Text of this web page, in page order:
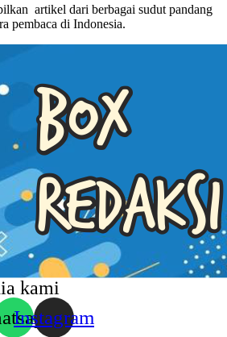
artikel dari berbagai sudut pandang
pembaca di Indonesia.
kami
Instagram